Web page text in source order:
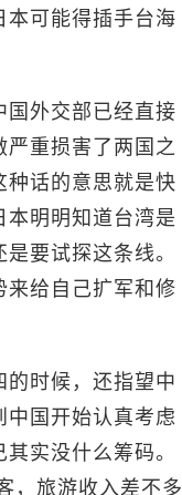
可能得插手台海
外交部已经直接
重损害了两国之
话的意思就是快
明明知道台湾是
要试探这条线。
给自己扩军和修
的时候，还指望中
国开始认真考虑
实没什么筹码。
，旅游收入差不多